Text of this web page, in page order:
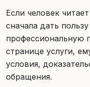
Если человек
сначала дать
профессиональную
странице услуги,
условия,
обращения.